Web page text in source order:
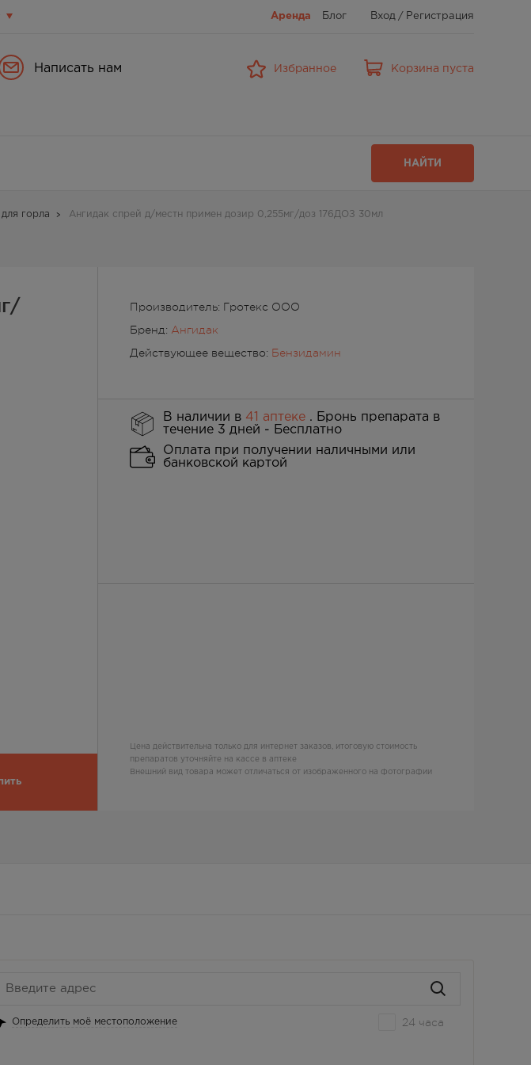
Аренда Блог Вход / Регистрация
Написать нам Избранное Корзина пуста
НАЙТИ
горла Ангидак спрей д/местн примен дозир 0,255мг/доз 176ДОЗ 30мл
Производитель: Гротекс ООО
Бренд: Ангидак
Действующее вещество: Бензидамин
В наличии в 41 аптеке . Бронь препарата в
течение 3 дней - Бесплатно
Оплата при получении наличными или
банковской картой
Цена действительна только для интернет заказов, итоговую стоимость
препаратов уточняйте на кассе в аптеке
Внешний вид товара может отличаться от изображенного на фотографии
Определить моё местоположение 24 часа